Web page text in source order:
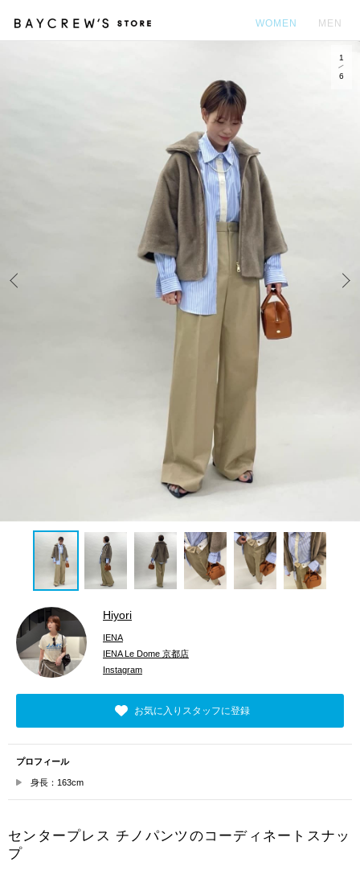
WOMEN MEN
1
6
Hiyori
IENA
IENA Le Dome 京都店
Instagram
お気に入りスタッフに登録
プロフィール
身長：163cm
センタープレス チノパンツのコーディネートスナッ
プ